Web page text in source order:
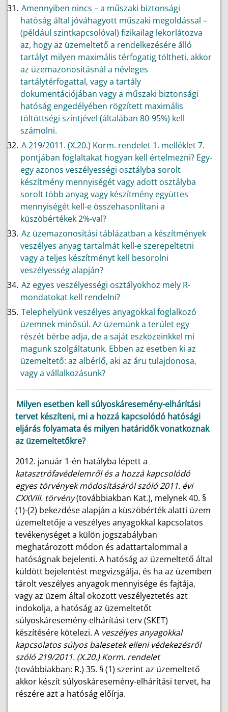
Amennyiben nincs – a műszaki biztonsági
hatóság által jóváhagyott műszaki megoldással –
(például szintkapcsolóval) fizikailag lekorlátozva
az, hogy az üzemeltető a rendelkezésére álló
tartályt milyen maximális térfogatig töltheti, akkor
az üzemazonosításnál a névleges
tartálytérfogattal, vagy a tartály
dokumentációjában vagy a műszaki biztonsági
hatóság engedélyében rögzített maximális
töltöttségi szintjével (általában 80-95%) kell
számolni.
A 219/2011. (X.20.) Korm. rendelet 1. melléklet 7.
pontjában foglaltakat hogyan kell értelmezni? Egy-
egy azonos veszélyességi osztályba sorolt
készítmény mennyiségét vagy adott osztályba
sorolt több anyag vagy készítmény együttes
mennyiségét kell-e összehasonlítani a
küszöbértékek 2%-val?
Az üzemazonosítási táblázatban a készítmények
veszélyes anyag tartalmát kell-e szerepeltetni
vagy a teljes készítményt kell besorolni
veszélyesség alapján?
Az egyes veszélyességi osztályokhoz mely R-
mondatokat kell rendelni?
Telephelyünk veszélyes anyagokkal foglalkozó
üzemnek minősül. Az üzemünk a terület egy
részét bérbe adja, de a saját eszközeinkkel mi
magunk szolgáltatunk. Ebben az esetben ki az
üzemeltető: az albérlő, aki az áru tulajdonosa,
vagy a vállalkozásunk?
Milyen esetben kell súlyoskáresemény-elhárítási
tervet készíteni, mi a hozzá kapcsolódó hatósági
eljárás folyamata és milyen határidők vonatkoznak
az üzemeltetőkre?
2012. január 1-én hatályba lépett a
katasztrófavédelemről és a hozzá kapcsolódó
egyes törvények módosításáról szóló 2011. évi
CXXVIII. törvény(továbbiakban Kat.), melynek 40. §
(1)-(2) bekezdése alapján a küszöbérték alatti üzem
üzemeltetője a veszélyes anyagokkal kapcsolatos
tevékenységet a külön jogszabályban
meghatározott módon és adattartalommal a
hatóságnak bejelenti. A hatóság az üzemeltető által
küldött bejelentést megvizsgálja, és ha az üzemben
tárolt veszélyes anyagok mennyisége és fajtája,
vagy az üzem által okozott veszélyeztetés azt
indokolja, a hatóság az üzemeltetőt
súlyoskáresemény-elhárítási terv (SKET)
készítésére kötelezi. A veszélyes anyagokkal
kapcsolatos súlyos balesetek elleni védekezésről
szóló 219/2011. (X.20.) Korm. rendelet
(továbbiakban: R.) 35. § (1) szerint az üzemeltető
akkor készít súlyoskáresemény-elhárítási tervet, ha
részére azt a hatóság előírja.